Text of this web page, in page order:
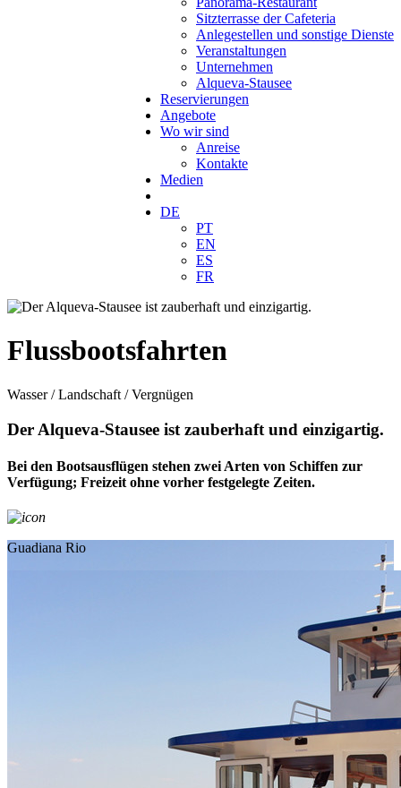
Sitzterrasse der Cafeteria
Anlegestellen und sonstige Dienste
Veranstaltungen
Unternehmen
Alqueva-Stausee
Reservierungen
Angebote
Wo wir sind
Anreise
Kontakte
Medien
DE
PT
EN
ES
FR
Flussbootsfahrten
Wasser / Landschaft / Vergnügen
Der Alqueva-Stausee ist zauberhaft und einzigartig.
Bei den Bootsausflügen stehen zwei Arten von Schiffen zur
Verfügung; Freizeit ohne vorher festgelegte Zeiten.
Guadiana Rio